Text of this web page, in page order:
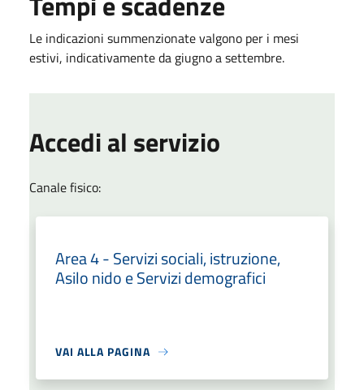
Le indicazioni summenzionate valgono per i mesi
estivi, indicativamente da giugno a settembre.
Accedi al servizio
Canale fisico:
Area 4 - Servizi sociali, istruzione,
Asilo nido e Servizi demografici
VAI ALLA PAGINA